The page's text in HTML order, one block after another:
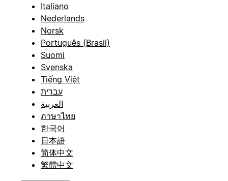
Italiano
Nederlands
Norsk
Português (Brasil)
Suomi
Svenska
Tiếng Việt
עברית
العربية
ภาษาไทย
한국어
日本語
简体中文
繁體中文